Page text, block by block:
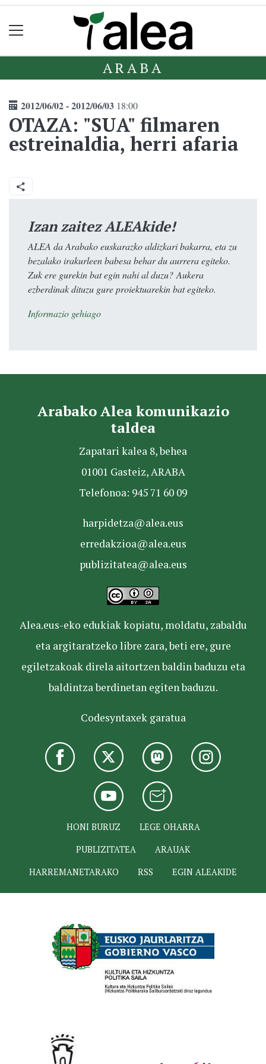
ARABA
2012/06/02 - 2012/06/03 18:00
OTAZA: "SUA" filmaren
estreinaldia, herri afaria
Izan zaitez ALEAkide!
ALEA da Arabako euskarazko aldizkari bakarra, eta zu
bezalako irakurleen babesa behar du aurrera egiteko.
Zuk ere gurekin bat egin nahi al duzu? Aukera
ezberdinak dituzu gure proiektuarekin bat egiteko.
Informazio gehiago
Arabako Alea komunikazio
taldea
Zapatari kalea 8, behea
01001 Gasteiz, ARABA
Telefonoa: 945 71 60 09
harpidetza@alea.eus
erredakzioa@alea.eus
publizitatea@alea.eus
Alea.eus-eko edukiak kopiatu, moldatu, zabaldu
eta argitaratzeko libre zara, beti ere, gure
egiletzakoak direla aitortzen baldin baduzu eta
baldintza berdinetan egiten baduzu.
Codesyntaxek garatua
HONI BURUZ
LEGE OHARRA
PUBLIZITATEA
ARAUAK
HARREMANETARAKO
RSS EGIN ALEAKIDE